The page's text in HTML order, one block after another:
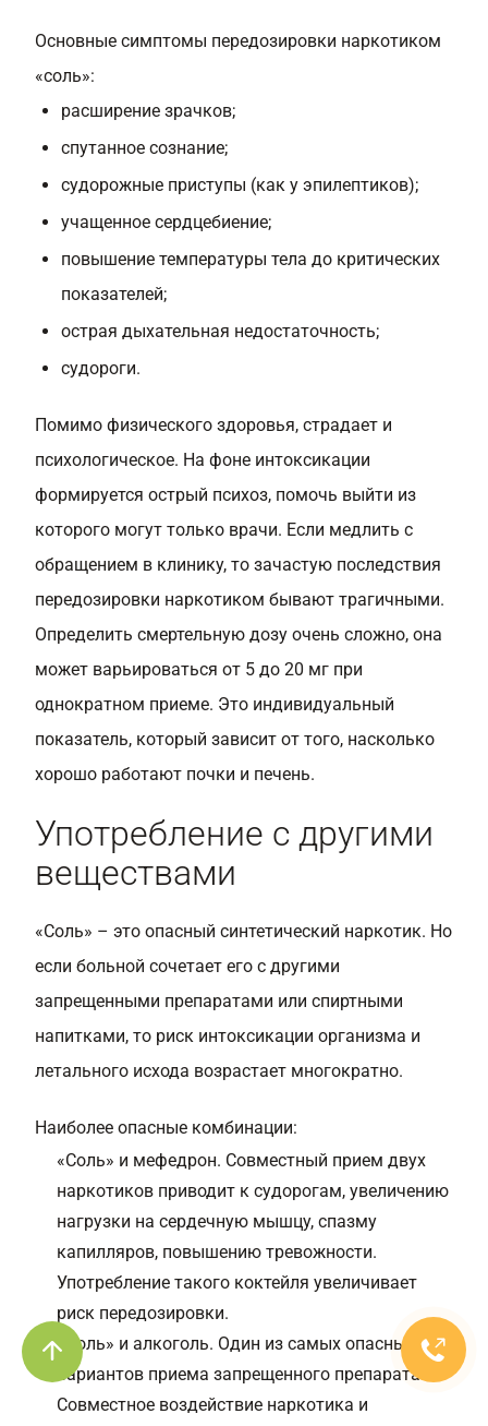
Основные симптомы передозировки наркотиком
«соль»:
расширение зрачков;
спутанное сознание;
судорожные приступы (как у эпилептиков);
учащенное сердцебиение;
повышение температуры тела до критических
показателей;
острая дыхательная недостаточность;
судороги.
Помимо физического здоровья, страдает и
психологическое. На фоне интоксикации
формируется острый психоз, помочь выйти из
которого могут только врачи. Если медлить с
обращением в клинику, то зачастую последствия
передозировки наркотиком бывают трагичными.
Определить смертельную дозу очень сложно, она
может варьироваться от 5 до 20 мг при
однократном приеме. Это индивидуальный
показатель, который зависит от того, насколько
хорошо работают почки и печень.
Употребление с другими
веществами
«Соль» – это опасный синтетический наркотик. Но
если больной сочетает его с другими
запрещенными препаратами или спиртными
напитками, то риск интоксикации организма и
летального исхода возрастает многократно.
Наиболее опасные комбинации:
«Соль» и мефедрон. Совместный прием двух
наркотиков приводит к судорогам, увеличению
нагрузки на сердечную мышцу, спазму
капилляров, повышению тревожности.
Употребление такого коктейля увеличивает
риск передозировки.
«Соль» и алкоголь. Один из самых опасных
вариантов приема запрещенного препарата.
Совместное воздействие наркотика и